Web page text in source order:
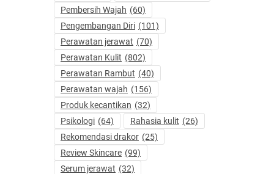
Pembersih Wajah (60)
Pengembangan Diri (101)
Perawatan jerawat (70)
Perawatan Kulit (802)
Perawatan Rambut (40)
Perawatan wajah (156)
Produk kecantikan (32)
Psikologi (64) Rahasia kulit (26)
Rekomendasi drakor (25)
Review Skincare (99)
Serum jerawat (32)